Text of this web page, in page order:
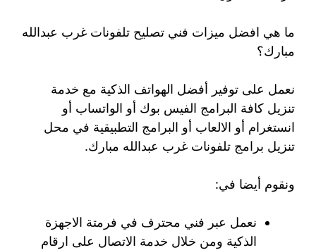
ما هي افضل ميزات فني تصليح تلفونات غرب عبدالله
مبارك؟
نعمل على توفير أفضل الهواتف الذكية مع خدمة
تنزيل كافة البرامج الفيس بوك أو الواتساب أو
انستغرام أو الالعاب أو البرامج التطبيقية في محل
تنزيل برامج تلفونات غرب عبدالله مبارك.
ونقوم أيضا في:
نعمل عبر فني محترف في فرمتة الاجهزة
الذكية ومن خلال خدمة الاتصال على ارقام